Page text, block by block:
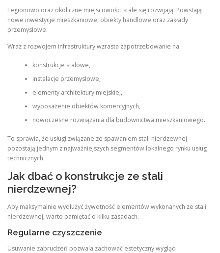
Legionowo oraz okoliczne miejscowości stale się rozwijają. Powstają
nowe inwestycje mieszkaniowe, obiekty handlowe oraz zakłady
przemysłowe.
Wraz z rozwojem infrastruktury wzrasta zapotrzebowanie na:
konstrukcje stalowe,
instalacje przemysłowe,
elementy architektury miejskiej,
wyposażenie obiektów komercyjnych,
nowoczesne rozwiązania dla budownictwa mieszkaniowego.
To sprawia, że usługi związane ze spawaniem stali nierdzewnej
pozostają jednym z najważniejszych segmentów lokalnego rynku usług
technicznych.
Jak dbać o konstrukcje ze stali
nierdzewnej?
Aby maksymalnie wydłużyć żywotność elementów wykonanych ze stali
nierdzewnej, warto pamiętać o kilku zasadach.
Regularne czyszczenie
Usuwanie zabrudzeń pozwala zachować estetyczny wygląd